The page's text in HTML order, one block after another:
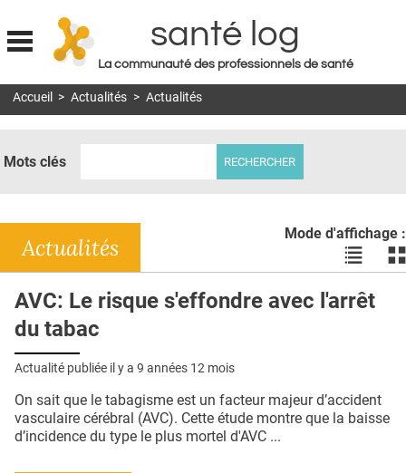
Jump to navigation
santé log
La communauté des professionnels de santé
MON COMPTE
DOSSIERS
RÉSEAUX
E-REVUE SAD
QUI SOMMES-NOUS ?
Accueil > Actualités > Actualités
Mots clés
Mode d'affichage :
Voir
les
en
les
Actualités
AVC: Le risque s'effondre avec l'arrêt
du tabac
Actualité publiée il y a 9 années 12 mois
On sait que le tabagisme est un facteur majeur d’accident
vasculaire cérébral (AVC). Cette étude montre que la baisse
d’incidence du type le plus mortel d'AVC ...